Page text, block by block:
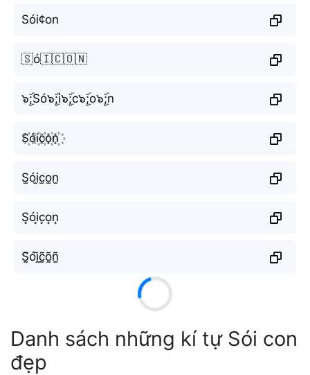
Sói¢on
🇸ó🇮🇨🇴🇳
๖ۣۜ;Só๖ۣۜ;i๖ۣۜ;c๖ۣۜ;o๖ۣۜ;n
S꙰ói꙰c꙰o꙰n꙰
S̫ói̫c̫o̫n̫
S͙ói͙c͙o͙n͙
S̰̃óḭ̃c̰̃õ̰ñ̰
Danh sách những kí tự Sói con
đẹp